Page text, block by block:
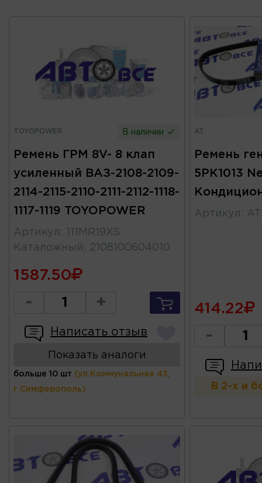
TOYOPOWER В наличии
Ремень ГРМ 8V- 8 клап
усиленный ВАЗ-2108-2109-
2114-2115-2110-2111-2112-1118-
1117-1119 TOYOPOWER
Артикул :
111MR19XS
Каталожный : 2108100604010
1587.50
- +
Написать отзыв
Показать аналоги
больше 10 шт (ул.Коммунальная 43,
г.Симферополь)
AT
Ремень
5PK1013
Артикул :
414.22
-
В 2-х и